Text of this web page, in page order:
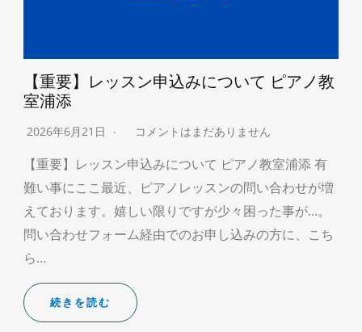
【重要】レッスン申込みについて ピアノ教
室浦添
2026年6月21日 コメントはまだありません
【重要】レッスン申込みについて ピアノ教室浦添 有
難い事にここ最近、ピアノレッスンの問い合わせが増
えております。嬉しい限りですが少々困った事が…。
問い合わせフォーム経由でのお申し込みの方に、こち
ら…
続きを読む